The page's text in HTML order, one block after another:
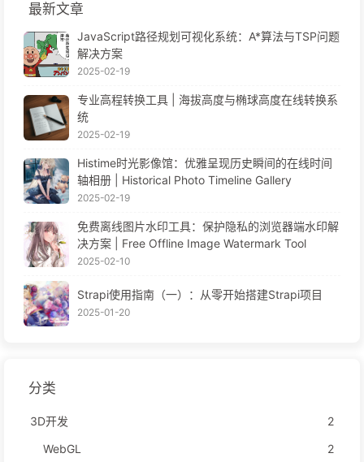
最新文章
JavaScript路径规划可视化系统：A*算法与TSP问题
解决方案
2025-02-19
专业高程转换工具 | 海拔高度与椭球高度在线转换系
统
2025-02-19
Histime时光影像馆：优雅呈现历史瞬间的在线时间
轴相册 | Historical Photo Timeline Gallery
2025-02-19
免费离线图片水印工具：保护隐私的浏览器端水印解
决方案 | Free Offline Image Watermark Tool
2025-02-10
Strapi使用指南（一）：从零开始搭建Strapi项目
2025-01-20
分类
3D开发
2
WebGL
2